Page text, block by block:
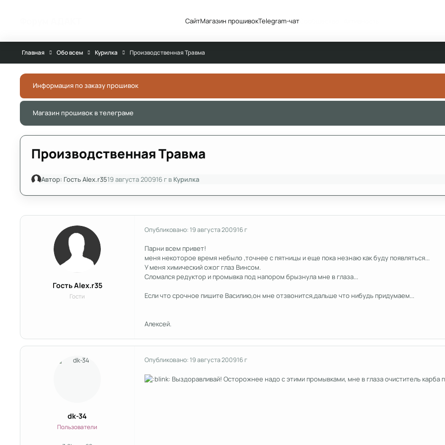
СайтМагазин прошивокTelegram-чатСообщество
Главная Обо всем Курилка Производственная Травма
Информация по заказу прошивок
Магазин прошивок в телеграме
Производственная Травма
Автор: Гость Alex.r3519 августа 200916 гв Курилка
Гость Alex.r35
Гости
Опубликовано:19 августа 200916 г
Парни всем привет!
меня некоторое время небыло ,точнее с пятницы и еще пока незнаю как буду появляться...
У меня химический ожог глаз Винсом.
Сломался редуктор и промывка под напором брызнула мне в глаза...
Если что срочное пишите Василию,он мне отзвонится,дальше что нибудь придумаем...
Алексей.
dk-34
Пользователи
Опубликовано:19 августа 200916 г
Выздоравливай! Осторожнее надо с этими промывками, мне в глаза очиститель карба